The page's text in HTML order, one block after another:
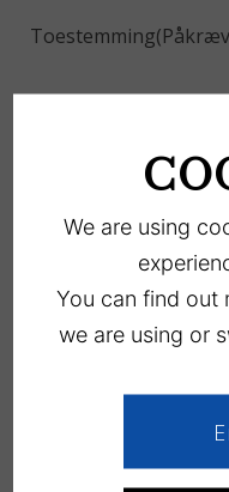
Toestemming
Ik accepteer het
CAPTCHA
We are using
You can find out
we are using or